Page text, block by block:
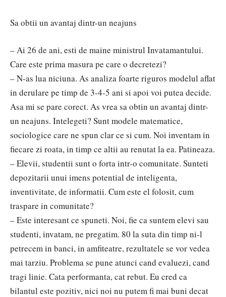
Sa obtii un avantaj dintr-un neajuns
– Ai 26 de ani, esti de maine ministrul Invatamantului.
Care este prima masura pe care o decretezi?
– N-as lua niciuna. As analiza foarte riguros modelul aflat
in derulare pe timp de 3-4-5 ani si apoi voi putea decide.
Asa mi se pare corect. As vrea sa obtin un avantaj dintr-
un neajuns. Intelegeti? Sunt modele matematice,
sociologice care ne spun clar ce si cum. Noi inventam in
fiecare zi roata, in timp ce altii au renutat la ea. Patineaza.
– Elevii, studentii sunt o forta intr-o comunitate. Sunteti
depozitarii unui imens potential de inteligenta,
inventivitate, de informatii. Cum este el folosit, cum
traspare in comunitate?
– Este interesant ce spuneti. Noi, fie ca suntem elevi sau
studenti, invatam, ne pregatim. 80 la suta din timp ni-l
petrecem in banci, in amfiteatre, rezultatele se vor vedea
mai tarziu. Problema se pune atunci cand evaluezi, cand
tragi linie. Cata performanta, cat rebut. Eu cred ca
bilantul este pozitiv, nici noi nu putem fi mai buni decat